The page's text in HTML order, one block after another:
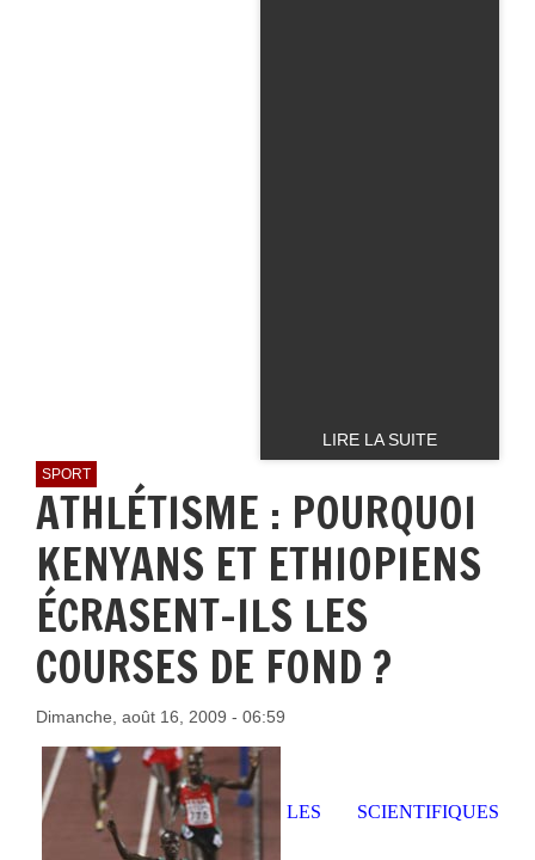
LIRE LA SUITE
SPORT
ATHLÉTISME : POURQUOI
KENYANS ET ETHIOPIENS
ÉCRASENT-ILS LES
COURSES DE FOND ?
Dimanche, août 16, 2009 - 06:59
LES SCIENTIFIQUES